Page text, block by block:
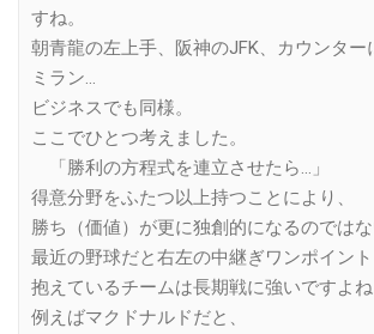
すね。
朝青龍の左上手、阪神のJFK、カウンター
ミラン…
ビジネスでも同様。
ここでひとつ考えました。
「勝利の方程式を連立させたら…」
得意分野をふたつ以上持つことにより、
勝ち（価値）が更に独創的になるのではな
最近の野球だと右左の中継ぎワンポイン
抱えているチームは長期戦に強いですよね
例えばマクドナルドだと、